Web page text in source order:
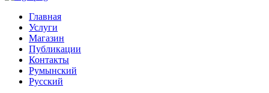
Главная
Услуги
Магазин
Публикации
Контакты
Румынский
Русский